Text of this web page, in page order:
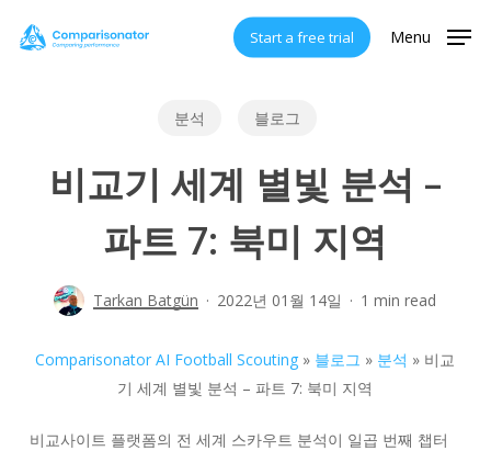
Start a free trial Menu
분석 블로그
비교기 세계 별빛 분석 –
파트 7: 북미 지역
Tarkan Batgün 2022년 01월 14일 1 min read
Comparisonator AI Football Scouting » 블로그 » 분석 » 비교
기 세계 별빛 분석 – 파트 7: 북미 지역
비교사이트 플랫폼의 전 세계 스카우트 분석이 일곱 번째 챕터